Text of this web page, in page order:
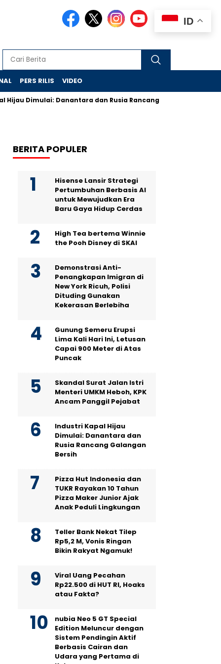
PERS RILIS VIDEO
Danantara dan Rusia Rancang Galangan Bersih
BERITA POPULER
Hisense Lansir Strategi
Pertumbuhan Berbasis AI
untuk Mewujudkan Era
Baru Gaya Hidup Cerdas
High Tea bertema Winnie
the Pooh Disney di SKAI
Demonstrasi Anti-
Penangkapan Imigran di
New York Ricuh, Polisi
Dituding Gunakan
Kekerasan Berlebiha
Gunung Semeru Erupsi
Lima Kali Hari Ini, Letusan
Capai 900 Meter di Atas
Puncak
Skandal Surat Jalan Istri
Menteri UMKM Heboh, KPK
Ancam Panggil Pejabat
Industri Kapal Hijau
Dimulai: Danantara dan
Rusia Rancang Galangan
Bersih
Pizza Hut Indonesia dan
TUKR Rayakan 10 Tahun
Pizza Maker Junior Ajak
Anak Peduli Lingkungan
Teller Bank Nekat Tilep
Rp5,2 M, Vonis Ringan
Bikin Rakyat Ngamuk!
Viral Uang Pecahan
Rp22.500 di HUT RI, Hoaks
atau Fakta?
nubia Neo 5 GT Special
Edition Meluncur dengan
Sistem Pendingin Aktif
Berbasis Cairan dan
Udara yang Pertama di
ID